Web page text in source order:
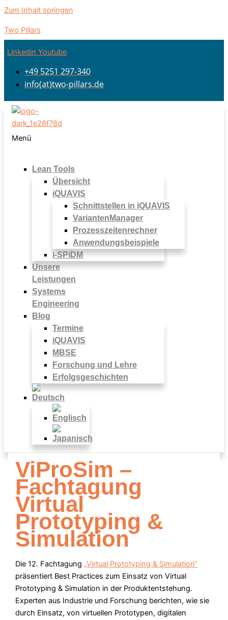
Zum Inhalt springen
Two Pillars
Linkedin Youtube
+49 5251 297-340
info(at)two-pillars.de
Menü
Lean Tools
Übersicht
iQUAVIS
Schnittstellen in iQUAVIS
VariantenManager
Prozesszeitenrechner
Anwendungsbeispiele
i-SPiDM
Unsere
Leistungen
Systems
Engineering
Blog
Termine
iQUAVIS
MBSE
Forschung und Lehre
Erfolgsgeschichten
ViProSim –
Fachtagung
Virtual
Prototyping &
Simulation
Die 12. Fachtagung „Virtual Prototyping & Simulation“
präsentiert Best Practices zum Einsatz von Virtual
Prototyping & Simulation in der Produktentstehung.
Experten aus Industrie und Forschung berichten, wie sie
durch Einsatz, von virtuellen Prototypen, digitalen